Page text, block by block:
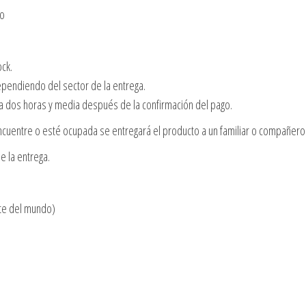
del sector de la entrega.
horas y media después de la confirmación del pago.
o esté ocupada se entregará el producto a un familiar o
la entrega.
del mundo)